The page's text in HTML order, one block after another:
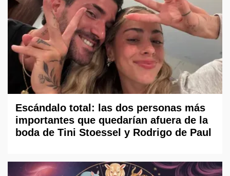
Escándalo total: las dos personas más
importantes que quedarían afuera de la
boda de Tini Stoessel y Rodrigo de Paul